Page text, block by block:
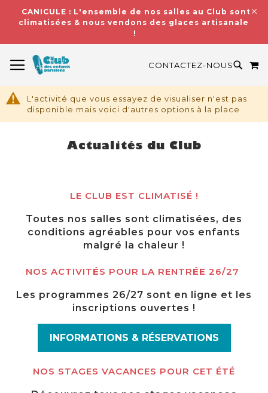
CANICULE : L'ensemble de nos salles au Club sont
climatisées & nous vendons des glaces artisanales
!
CONTACTEZ-NOUS
L'activité que vous essayez de visualiser n'est pas
disponible mais voici d'autres options à la place
Actualités du Club
LE CLUB EST CLIMATISÉ !
Toutes nos salles sont climatisées, des
conditions agréables pour vos enfants
malgré la chaleur !
NOS ACTIVITÉS POUR LA RENTRÉE 26/27
Les programmes 26/27 sont en ligne et les
inscriptions ouvertes !
INFORMATIONS & RÉSERVATIONS
NOS STAGES VACANCES POUR CET ÉTÉ